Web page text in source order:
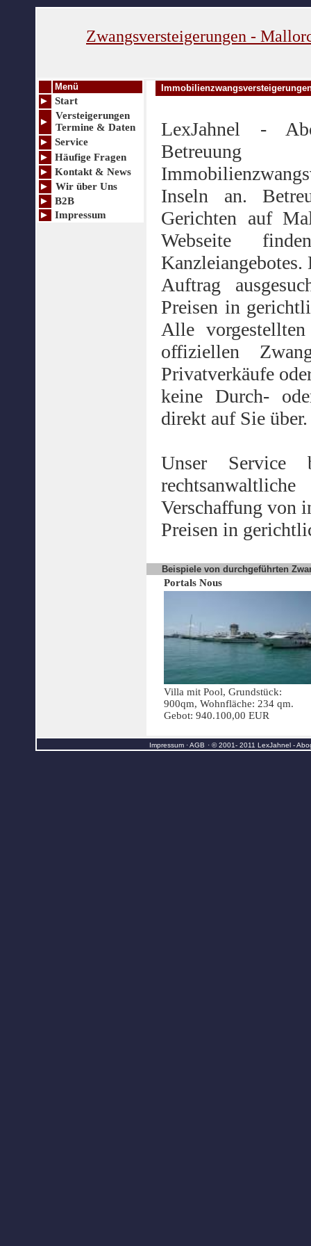
Zwangsversteigerungen -
Menü
►
Start
►
Versteigerungen
Termine & Daten
►
Service
►
Häufige Fragen
►
Kontakt & News
►
Wir über Uns
►
B2B
►
Impressum
LexJahnel -
Inseln an.
Gerichten auf
Webseite
Kanzleiangebotes.
Auftrag
Preisen in
Alle
offiziellen
Privatverkäufe
keine Durch-
direkt auf Sie über.
Unser
Verschaffung von
Preisen in
Beispiele von durchgeführten
Portals Nous
Villa mit Pool, Grundstück:
900qm, Wohnfläche: 234 qm.
Gebot: 940.100,00 EUR
Impressum · AGB ·© 2001-2011 LexJahnel -